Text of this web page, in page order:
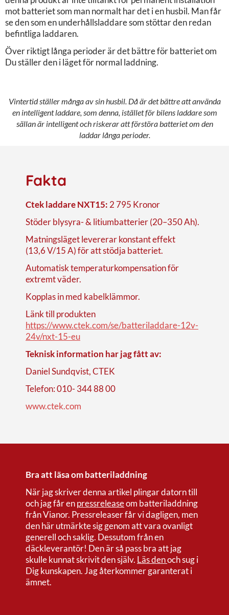
mot batteriet som man normalt har det i en husbil. Man får
se den som en underhållsladdare som stöttar den redan
befintliga laddaren.
Över riktigt långa perioder är det bättre för batteriet om
Du ställer den i läget för normal laddning.
Vintertid ställer många av sin husbil. Då är det bättre att använda
en intelligent laddare, som denna, istället för bilens laddare som
sällan är intelligent och riskerar att förstöra batteriet om den
laddar långa perioder.
Fakta
Ctek laddare NXT15: 2 795 Kronor
Stöder blysyra- & litiumbatterier (20–350 Ah).
Matningsläget levererar konstant effekt
(13,6 V/15 A) för att stödja batteriet.
Automatisk temperaturkompensation för
extremt väder.
Kopplas in med kabelklämmor.
Länk till produkten
https://www.ctek.com/se/batteriladdare-12v-
24v/nxt-15-eu
Teknisk information har jag fått av:
Daniel Sundqvist, CTEK
Telefon: 010- 344 88 00
www.ctek.com
Bra att läsa om batteriladdning
När jag skriver denna artikel plingar datorn till
och jag får enpressreleaseom batteriladdning
från Vianor. Pressreleaser får vi dagligen, men
den här utmärkte sig genom att vara ovanligt
generell och saklig. Dessutom från en
däckleverantör! Den är så pass bra att jag
skulle kunnat skrivit den själv. Läs denoch sug i
Dig kunskapen. Jag återkommer garanterat i
ämnet.